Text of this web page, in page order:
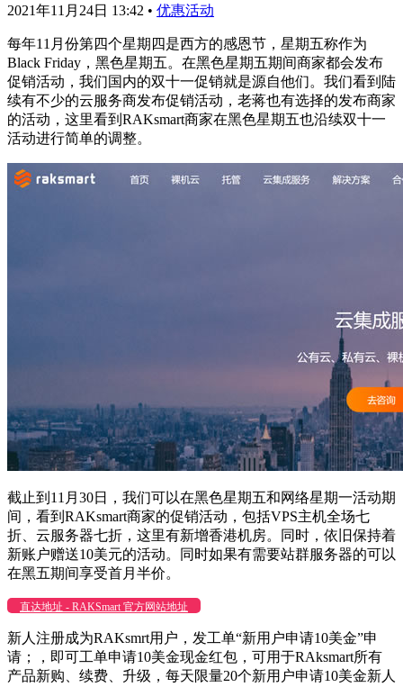
2021年11月24日 13:42 • 优惠活动
每年11月份第四个星期四是西方的感恩节，星期五称作为
Black Friday，黑色星期五。在黑色星期五期间商家都会发布
促销活动，我们国内的双十一促销就是源自他们。我们看到陆
续有不少的云服务商发布促销活动，老蒋也有选择的发布商家
的活动，这里看到RAKsmart商家在黑色星期五也沿续双十一
活动进行简单的调整。
截止到11月30日，我们可以在黑色星期五和网络星期一活动期
间，看到RAKsmart商家的促销活动，包括VPS主机全场七
折、云服务器七折，这里有新增香港机房。同时，依旧保持着
新账户赠送10美元的活动。同时如果有需要站群服务器的可以
在黑五期间享受首月半价。
直达地址 - RAKSmart 官方网站地址
新人注册成为RAKsmrt用户，发工单“新用户申请10美金”申
请；，即可工单申请10美金现金红包，可用于RAksmart所有
产品新购、续费、升级，每天限量20个新用户申请10美金新人